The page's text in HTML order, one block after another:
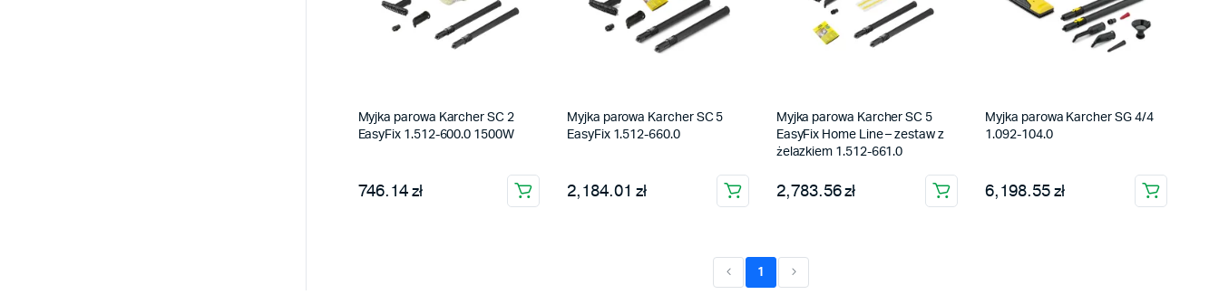
Myjka parowa Karcher SC 2
EasyFix 1.512-600.0 1500W
746.14 zł
Myjka parowa Karcher SC 5
EasyFix 1.512-660.0
2,184.01 zł
Myjka parowa Karcher SC 5
EasyFix Home Line – zestaw z
żelazkiem 1.512-661.0
2,783.56 zł
Myjka parowa Karcher SG 4/4
1.092-104.0
6,198.55 zł
1
(current)